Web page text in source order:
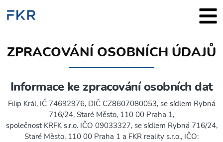
ZPRACOVÁNÍ OSOBNÍCH ÚDAJŮ
Informace ke zpracování osobních dat
Filip Král, IČ 74692976, DIČ CZ8607080053, se sídlem Rybná
716/24, Staré Město, 110 00 Praha 1,
společnost KRFK s.r.o. IČO 09033327, se sídlem Rybná 716/24,
Staré Město, 110 00 Praha 1 a FKR reality s.r.o., IČO: